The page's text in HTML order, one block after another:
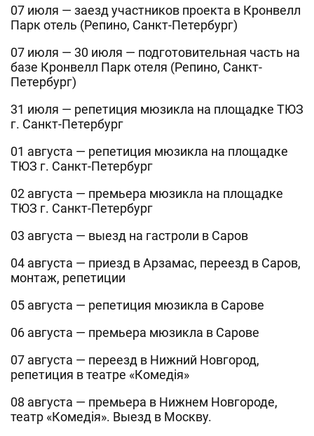
07 июля — заезд участников проекта в Кронвелл
Парк отель (Репино, Санкт-Петербург)
07 июля — 30 июля — подготовительная часть на
базе Кронвелл Парк отеля (Репино, Санкт-
Петербург)
31 июля — репетиция мюзикла на площадке ТЮЗ
г. Санкт-Петербург
01 августа — репетиция мюзикла на площадке
ТЮЗ г. Санкт-Петербург
02 августа — премьера мюзикла на площадке
ТЮЗ г. Санкт-Петербург
03 августа — выезд на гастроли в Саров
04 августа — приезд в Арзамас, переезд в Саров,
монтаж, репетиции
05 августа — репетиция мюзикла в Сарове
06 августа — премьера мюзикла в Сарове
07 августа — переезд в Нижний Новгород,
репетиция в театре «Комедiя»
08 августа — премьера в Нижнем Новгороде,
театр «Комедiя». Выезд в Москву.